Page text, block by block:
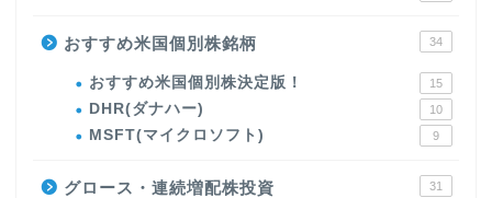
おすすめ米国個別株銘柄 34
おすすめ米国個別株決定版！ 15
DHR(ダナハー) 10
MSFT(マイクロソフト) 9
グロース・連続増配株投資 31